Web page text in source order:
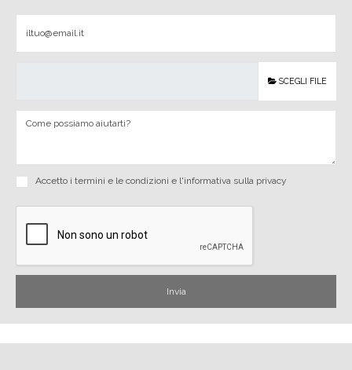
SCEGLI FILE
Accetto i termini e le condizioni e l'informativa sulla privacy